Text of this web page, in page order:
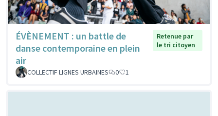
ÉVÈNEMENT : un battle de
danse contemporaine en plein
air
Retenue par
le tri citoyen
COLLECTIF LIGNES URBAINES 0 1